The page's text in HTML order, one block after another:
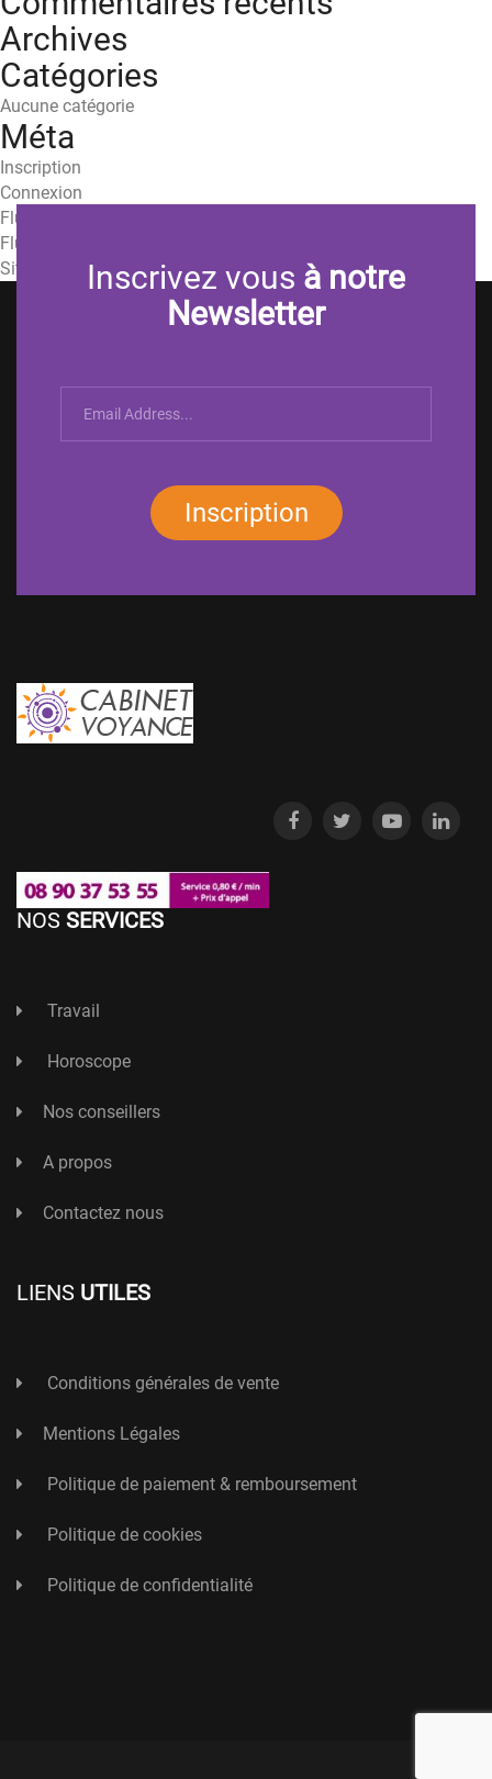
Archives
Catégories
Aucune catégorie
Méta
Inscription
Connexion
Flux des publications
Flux des commentaires
Site de WordPress-FRInscrivez vous à notre
Newsletter
Inscription
NOS SERVICES
Travail
Horoscope
Nos conseillers
A propos
Contactez nous
LIENS UTILES
Conditions générales de vente
Mentions Légales
Politique de paiement & remboursement
Politique de cookies
Politique de confidentialité